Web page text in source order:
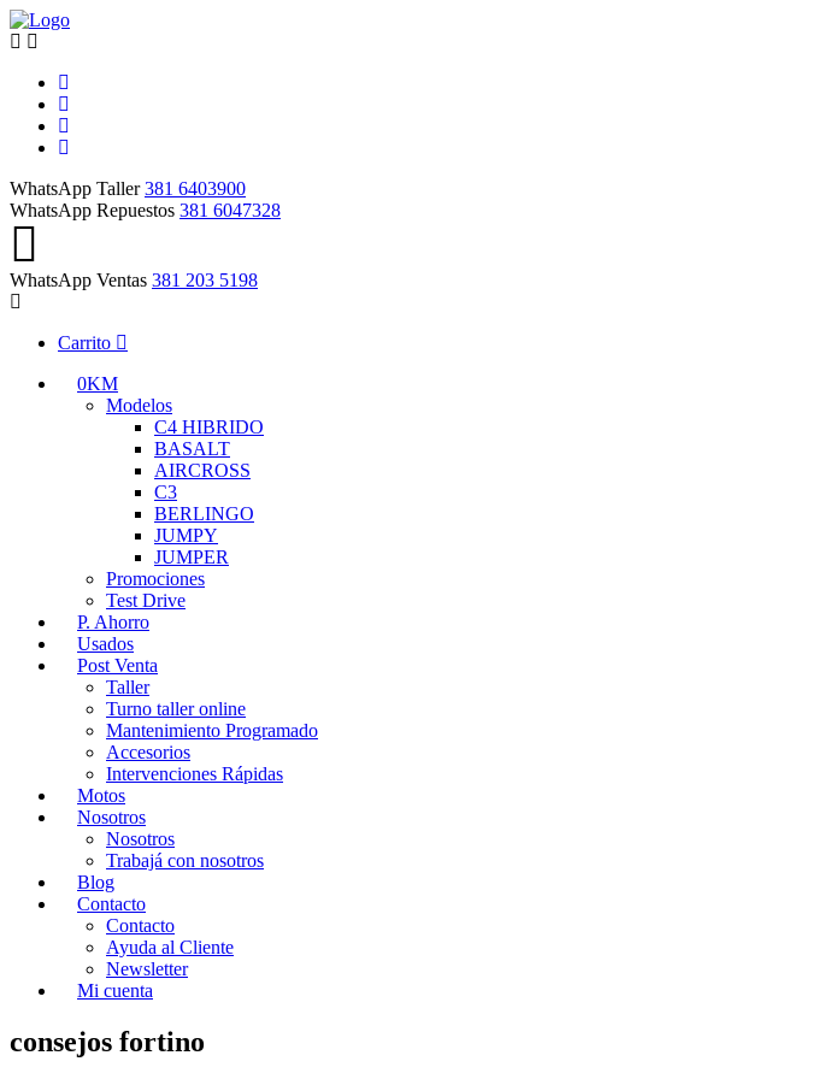
WhatsApp Taller381 6403900
WhatsApp Repuestos 381 6047328
WhatsApp Ventas 381 203 5198
Carrito
0KM
Modelos
C4 HIBRIDO
BASALT
AIRCROSS
C3
BERLINGO
JUMPY
JUMPER
Promociones
Test Drive
P. Ahorro
Usados
Post Venta
Taller
Turno taller online
Mantenimiento Programado
Accesorios
Intervenciones Rápidas
Motos
Nosotros
Nosotros
Trabajá con nosotros
Blog
Contacto
Contacto
Ayuda al Cliente
Newsletter
Mi cuenta
consejos fortino